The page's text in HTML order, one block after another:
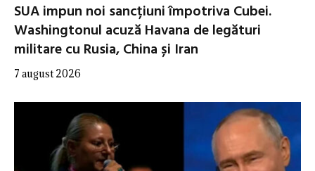
SUA impun noi sancțiuni împotriva Cubei.
Washingtonul acuză Havana de legături
militare cu Rusia, China și Iran
7 august 2026